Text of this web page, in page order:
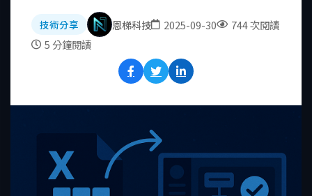
技術分享 恩梯科技 2025-09-30
744 次閱讀
5 分鐘閱讀